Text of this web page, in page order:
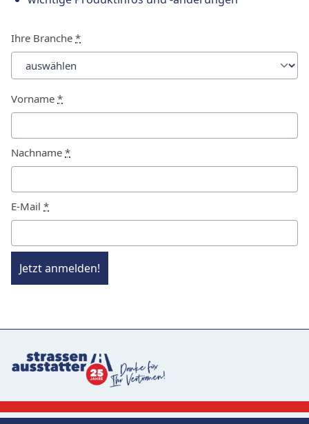
Ihre Branche *
Vorname *
Nachname *
E-Mail *
Jetzt anmelden!